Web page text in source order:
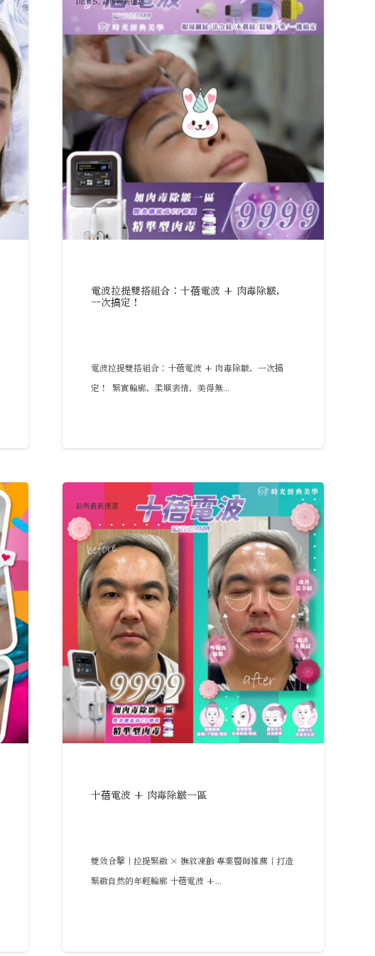
電波拉提雙搭組合：十蓓電波 + 肉毒除皺，
一次搞定！
電波拉提雙搭組合：十蓓電波 + 肉毒除皺，一次搞
定！ 緊實輪廓，柔順表情，美得無...
診所最新優惠
十蓓電波 + 肉毒除皺一區
雙效合擊｜拉提緊緻 × 撫紋凍齡 專業醫師推薦｜打造
緊緻自然的年輕輪廓 十蓓電波 +...